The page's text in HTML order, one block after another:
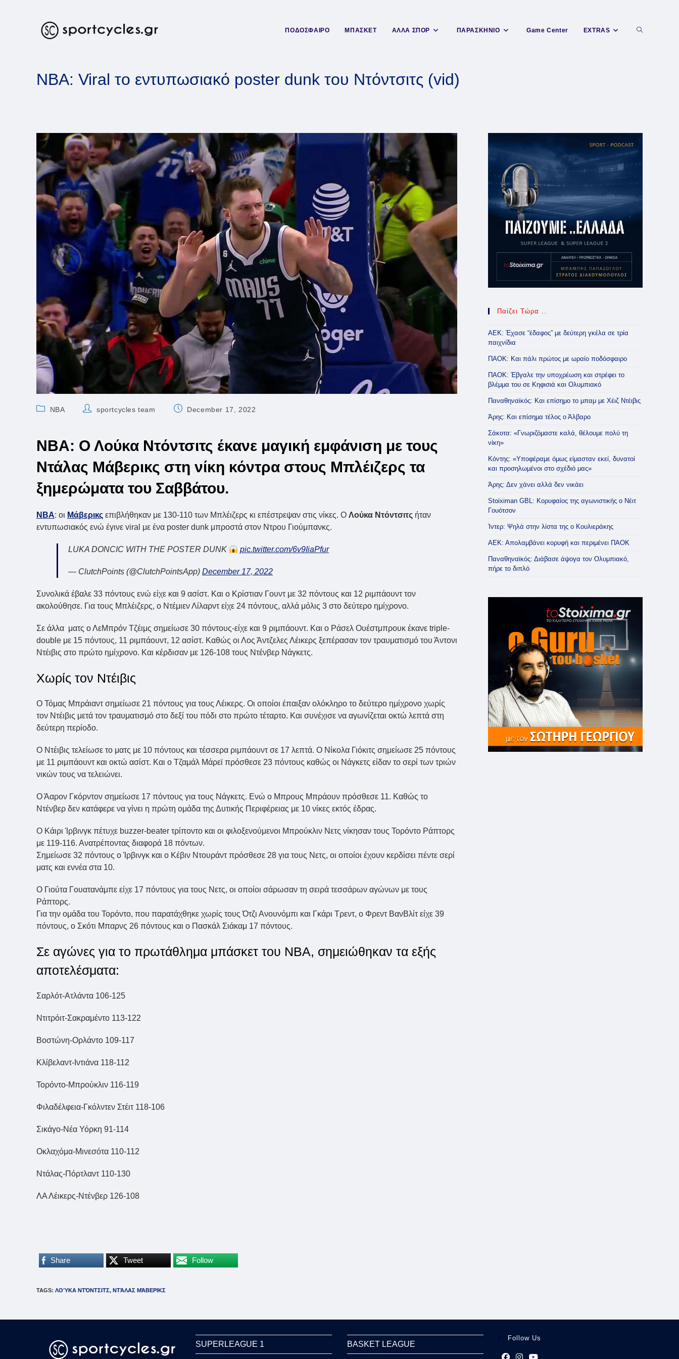
ΠΟΔΟΣΦΑΙΡΟ ΜΠΑΣΚΕΤ ΑΛΛΑ ΣΠΟΡ ΠΑΡΑΣΚΗΝΙΟ Game Center EXTRAS Toggle
NBA: Viral το εντυπωσιακό poster dunk του Ντόντσιτς (vid)
PostNBA
Postsportcycles team
PostDecember 17, 2022
NBA: Ο Λούκα Ντόντσιτς έκανε μαγική εμφάνιση με τους
Ντάλας Μάβερικς στη νίκη κόντρα στους Μπλέιζερς τα
ξημερώματα του Σαββάτου.
NBA: οι Μάβερικς επιβλήθηκαν με 130-110 των Μπλέιζερς κι επέστρεψαν στις νίκες. Ο Λούκα Ντόντσιτς ήταν
εντυπωσιακός ενώ έγινε viral με ένα poster dunk μπροστά στον Ντρου Γιούμπανκς.
LUKA DONCIC WITH THE POSTER DUNK pic.twitter.com/6v9IiaPfur
— ClutchPoints (@ClutchPointsApp) December 17, 2022
Συνολικά έβαλε 33 πόντους ενώ είχε και 9 ασίστ. Και ο Κρίστιαν Γουντ με 32 πόντους και 12 ριμπάουντ τον
ακολούθησε. Για τους Μπλέιζερς, ο Ντέμιεν Λίλαρντ είχε 24 πόντους, αλλά μόλις 3 στο δεύτερο ημίχρονο.
Σε άλλα ματς ο ΛεΜπρόν Τζέιμς σημείωσε 30 πόντους-είχε και 9 ριμπάουντ. Και ο Ράσελ Ουέστμπρουκ έκανε triple-
double με 15 πόντους, 11 ριμπάουντ, 12 ασίστ. Καθώς οι Λος Άντζελες Λέικερς ξεπέρασαν τον τραυματισμό του Άντονι
Ντέιβις στο πρώτο ημίχρονο. Και κέρδισαν με 126-108 τους Ντένβερ Νάγκετς.
Χωρίς τον Ντέιβις
Ο Τόμας Μπράιαντ σημείωσε 21 πόντους για τους Λέικερς. Οι οποίοι έπαιξαν ολόκληρο το δεύτερο ημίχρονο χωρίς
τον Ντέιβις μετά τον τραυματισμό στο δεξί του πόδι στο πρώτο τέταρτο. Και συνέχισε να αγωνίζεται οκτώ λεπτά στη
δεύτερη περίοδο.
Ο Ντέιβις τελείωσε το ματς με 10 πόντους και τέσσερα ριμπάουντ σε 17 λεπτά. Ο Νίκολα Γιόκιτς σημείωσε 25 πόντους
με 11 ριμπάουντ και οκτώ ασίστ. Και ο Τζαμάλ Μάρεϊ πρόσθεσε 23 πόντους καθώς οι Νάγκετς είδαν το σερί των τριών
νικών τους να τελειώνει.
Ο Άαρον Γκόρντον σημείωσε 17 πόντους για τους Νάγκετς. Ενώ ο Μπρους Μπράουν πρόσθεσε 11. Καθώς το
Ντένβερ δεν κατάφερε να γίνει η πρώτη ομάδα της Δυτικής Περιφέρειας με 10 νίκες εκτός έδρας.
Ο Κάιρι Ίρβινγκ πέτυχε buzzer-beater τρίποντο και οι φιλοξενούμενοι Μπρούκλιν Νετς νίκησαν τους Τορόντο Ράπτορς
με 119-116. Ανατρέποντας διαφορά 18 πόντων.
Σημείωσε 32 πόντους ο Ίρβινγκ και ο Κέβιν Ντουράντ πρόσθεσε 28 για τους Νετς, οι οποίοι έχουν κερδίσει πέντε σερί
ματς και εννέα στα 10.
Ο Γιούτα Γουατανάμπε είχε 17 πόντους για τους Νετς, οι οποίοι σάρωσαν τη σειρά τεσσάρων αγώνων με τους
Ράπτορς.
Για την ομάδα του Τορόντο, που παρατάχθηκε χωρίς τους Ότζι Ανουνόμπι και Γκάρι Τρεντ, ο Φρεντ ΒανΒλίτ είχε 39
πόντους, ο Σκότι Μπαρνς 26 πόντους και ο Πασκάλ Σιάκαμ 17 πόντους.
Σε αγώνες για το πρωτάθλημα μπάσκετ του ΝΒΑ, σημειώθηκαν τα εξής
αποτελέσματα:
Σαρλότ-Ατλάντα 106-125
Ντιτρόιτ-Σακραμέντο 113-122
Βοστώνη-Ορλάντο 109-117
Κλίβελαντ-Ιντιάνα 118-112
Τορόντο-Μπρούκλιν 116-119
Φιλαδέλφεια-Γκόλντεν Στέιτ 118-106
Σικάγο-Νέα Υόρκη 91-114
Οκλαχόμα-Μινεσότα 110-112
Ντάλας-Πόρτλαντ 110-130
ΛΑ Λέικερς-Ντένβερ 126-108
Share Tweet Follow
TAGS: ΛΟΎΚΑ ΝΤΌΝΤΣΙΤΣ, ΝΤΆΛΑΣ ΜΆΒΕΡΙΚΣ
Παίζει Τώρα ..
ΑΕΚ: Έχασε “έδαφος” με δεύτερη γκέλα σε τρία
παιχνίδια
ΠΑΟΚ: Και πάλι πρώτος με ωραίο ποδόσφαιρο
ΠΑΟΚ: Έβγαλε την υποχρέωση και στρέφει το
βλέμμα του σε Κηφισιά και Ολυμπιακό
Παναθηναϊκός: Και επίσημο το μπαμ με Χέιζ Ντέιβις
Άρης: Και επίσημα τέλος ο Άλβαρο
Σάκοτα: «Γνωριζόμαστε καλά, θέλουμε πολύ τη
νίκη»
Κόντης: «Υποφέραμε όμως είμασταν εκεί, δυνατοί
και προσηλωμένοι στο σχέδιό μας»
Άρης: Δεν χάνει αλλά δεν νικάει
Stoiximan GBL: Κορυφαίος της αγωνιστικής ο Νέιτ
Γουότσον
Ίντερ: Ψηλά στην λίστα της ο Κουλιεράκης
ΑΕΚ: Απολαμβάνει κορυφή και περιμένει ΠΑΟΚ
Παναθηναϊκός: Διάβασε άψογα τον Ολυμπιακό,
πήρε το διπλό
SUPERLEAGUE 1 BASKET LEAGUE
Follow Us